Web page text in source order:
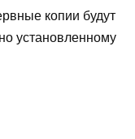
копии будут
установленному